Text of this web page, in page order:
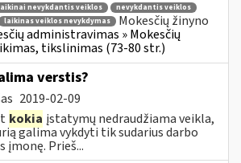
nevykdantis veiklos
nevykdantis veiklos
laikinas veiklos nevykdymas
Mokesčių žinyno
administravimas » Mokesčių
tikslinimas (73-80 str.)
verstis?
2019-02-09
kokia įstatymų nedraudžiama veikla,
galima vykdyti tik sudarius darbo
įmonę. Prieš...